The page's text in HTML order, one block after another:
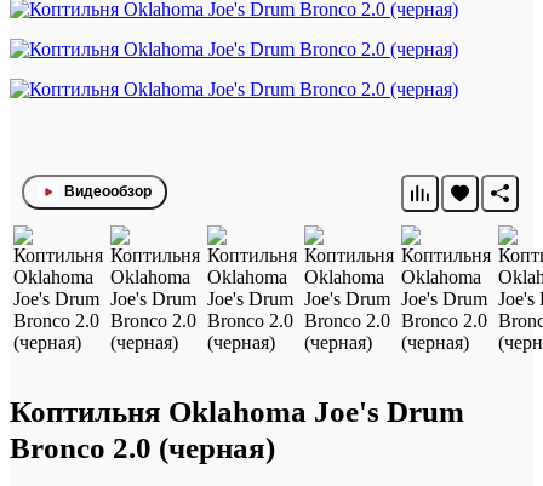
Видеообзор
Коптильня Oklahoma Joe's Drum
Bronco 2.0 (черная)